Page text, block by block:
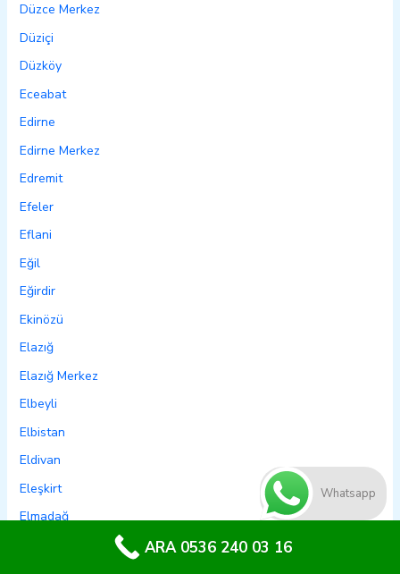
Düzce Merkez
Düziçi
Düzköy
Eceabat
Edirne
Edirne Merkez
Edremit
Efeler
Eflani
Eğil
Eğirdir
Ekinözü
Elazığ
Elazığ Merkez
Elbeyli
Elbistan
Eldivan
Eleşkirt
Elmadağ
Whatsapp
ARA 0536 240 03 16